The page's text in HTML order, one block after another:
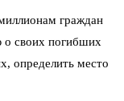
граждан
о своих погибших
определить место